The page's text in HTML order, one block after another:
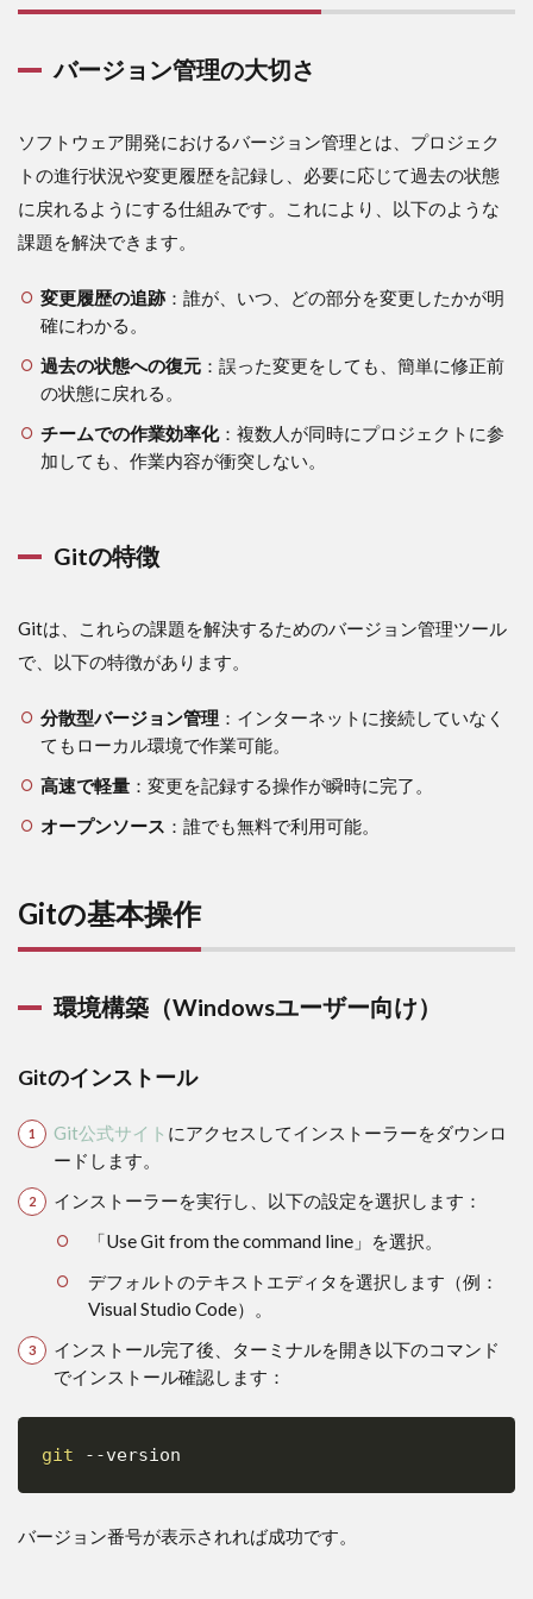
の
1.1
ン管
理の
大切
さ
1.2
特徴
2
Git
の
基
本
操
作
（Windows
Gitのイ
ール
2.1.2
初期設
基本
操作
2.2.1
ルリポ
2.2.2
ルの追
加とコ
リモー
トリポ
ジトリ
との連
携
3
ム
発
お
バージョン管理の大切さ
ソフトウェア開発におけるバージョン管理とは、プロジェク
トの進行状況や変更履歴を記録し、必要に応じて過去の状態
に戻れるようにする仕組みです。これにより、以下のような
課題を解決できます。
変更履歴の追跡：誰が、いつ、どの部分を変更したかが明
確にわかる。
過去の状態への復元：誤った変更をしても、簡単に修正前
の状態に戻れる。
チームでの作業効率化：複数人が同時にプロジェクトに参
加しても、作業内容が衝突しない。
Gitの特徴
Gitは、これらの課題を解決するためのバージョン管理ツール
で、以下の特徴があります。
分散型バージョン管理：インターネットに接続していなく
てもローカル環境で作業可能。
高速で軽量：変更を記録する操作が瞬時に完了。
オープンソース ：誰でも無料で利用可能。
Gitの基本操作
環境構築（Windowsユーザー向け）
Gitのインストール
Git公式サイト にアクセスしてインストーラーをダウンロ
ードします。
インストーラーを実行し、以下の設定を選択します：
「Use Git from the command line」を選択。
デフォルトのテキストエディタを選択します（例：
Visual Studio Code）。
インストール完了後、ターミナルを開き以下のコマンド
でインストール確認します：
git --version
バージョン番号が表示されれば成功です。